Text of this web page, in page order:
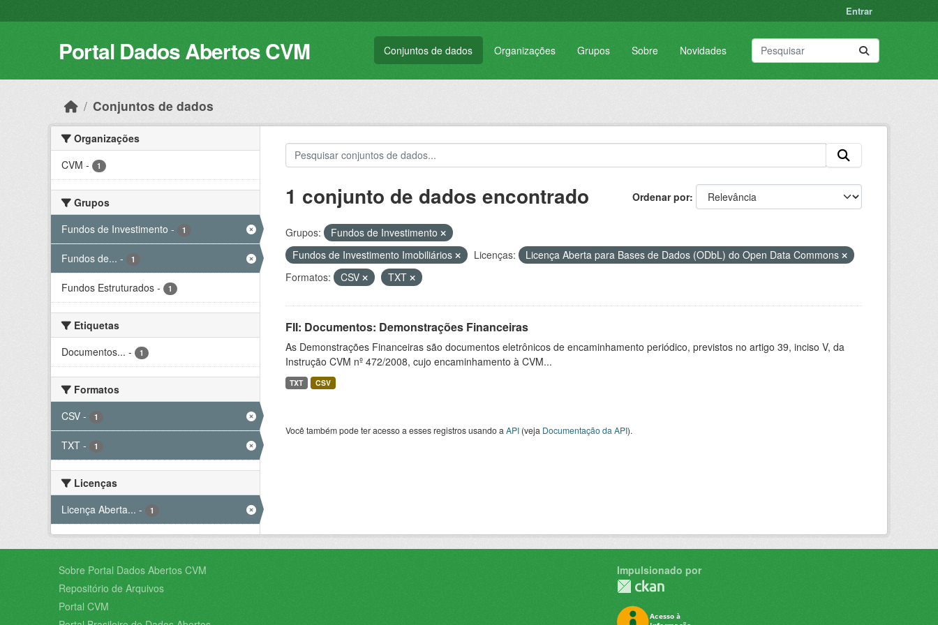
Entrar
Portal Dados Abertos CVM Conjuntos de dados Organizações Grupos Sobre Novidades
Conjuntos de dados
Organizações
CVM - 1
Grupos
Fundos de Investimento - 1
Fundos de... - 1
Fundos Estruturados - 1
Etiquetas
Documentos... - 1
Formatos
CSV - 1
TXT - 1
Licenças
Licença Aberta... - 1
Ordenar por
1 conjunto de dados encontrado
Grupos:
Fundos de Investimento
Fundos de Investimento Imobiliários
Licenças:
Licença Aberta para Bases de Dados (ODbL) do Open Data Commons
Formatos:
CSV TXT
FII: Documentos: Demonstrações Financeiras
As Demonstrações Financeiras são documentos eletrônicos de encaminhamento periódico, previstos no artigo 39, inciso V, da
Instrução CVM nº 472/2008, cujo encaminhamento à CVM...
TXT CSV
Você também pode ter acesso a esses registros usando a API(veja Documentação da API).
Sobre Portal Dados Abertos CVM
Repositório de Arquivos
Portal CVM
Impulsionado por